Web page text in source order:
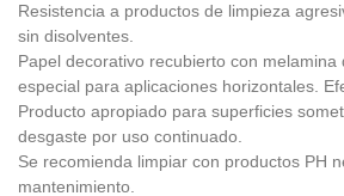
Resistencia a productos de limpieza
sin disolventes.
Papel decorativo recubierto con melamina
especial para aplicaciones horizontales.
Producto apropiado para superficies
desgaste por uso continuado.
Se recomienda limpiar con productos PH
mantenimiento.